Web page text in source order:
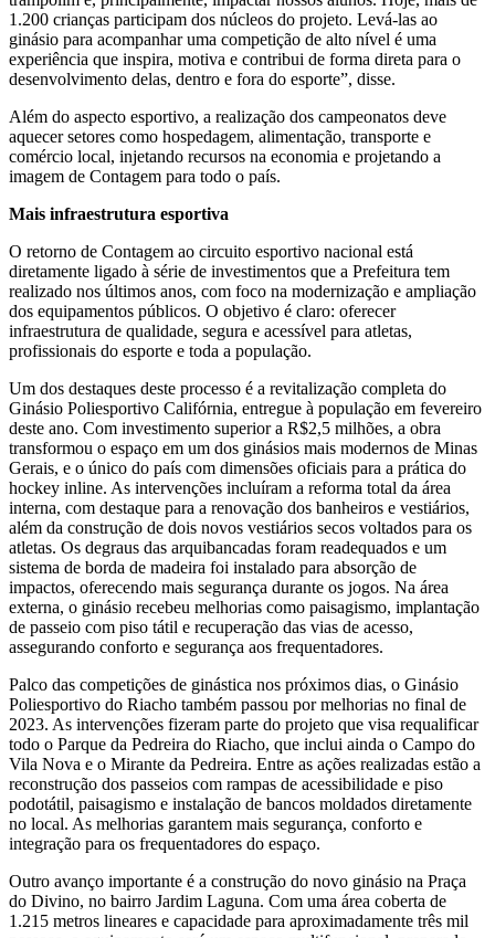
1.200 crianças participam dos núcleos do projeto. Levá-las ao
ginásio para acompanhar uma competição de alto nível é uma
experiência que inspira, motiva e contribui de forma direta para o
desenvolvimento delas, dentro e fora do esporte”, disse.
Além do aspecto esportivo, a realização dos campeonatos deve
aquecer setores como hospedagem, alimentação, transporte e
comércio local, injetando recursos na economia e projetando a
imagem de Contagem para todo o país.
Mais infraestrutura esportiva
O retorno de Contagem ao circuito esportivo nacional está
diretamente ligado à série de investimentos que a Prefeitura tem
realizado nos últimos anos, com foco na modernização e ampliação
dos equipamentos públicos. O objetivo é claro: oferecer
infraestrutura de qualidade, segura e acessível para atletas,
profissionais do esporte e toda a população.
Um dos destaques deste processo é a revitalização completa do
Ginásio Poliesportivo Califórnia, entregue à população em fevereiro
deste ano. Com investimento superior a R$2,5 milhões, a obra
transformou o espaço em um dos ginásios mais modernos de Minas
Gerais, e o único do país com dimensões oficiais para a prática do
hockey inline. As intervenções incluíram a reforma total da área
interna, com destaque para a renovação dos banheiros e vestiários,
além da construção de dois novos vestiários secos voltados para os
atletas. Os degraus das arquibancadas foram readequados e um
sistema de borda de madeira foi instalado para absorção de
impactos, oferecendo mais segurança durante os jogos. Na área
externa, o ginásio recebeu melhorias como paisagismo, implantação
de passeio com piso tátil e recuperação das vias de acesso,
assegurando conforto e segurança aos frequentadores.
Palco das competições de ginástica nos próximos dias, o Ginásio
Poliesportivo do Riacho também passou por melhorias no final de
2023. As intervenções fizeram parte do projeto que visa requalificar
todo o Parque da Pedreira do Riacho, que inclui ainda o Campo do
Vila Nova e o Mirante da Pedreira. Entre as ações realizadas estão a
reconstrução dos passeios com rampas de acessibilidade e piso
podotátil, paisagismo e instalação de bancos moldados diretamente
no local. As melhorias garantem mais segurança, conforto e
integração para os frequentadores do espaço.
Outro avanço importante é a construção do novo ginásio na Praça
do Divino, no bairro Jardim Laguna. Com uma área coberta de
1.215 metros lineares e capacidade para aproximadamente três mil